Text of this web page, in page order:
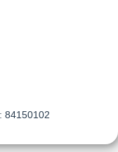
84150102